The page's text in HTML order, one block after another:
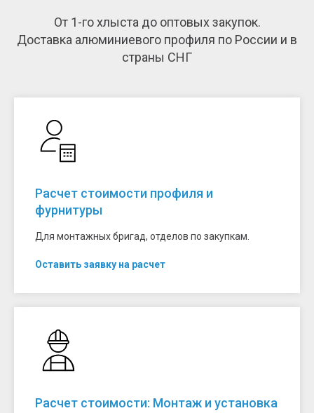
От 1-го хлыста до оптовых закупок.
Доставка алюминиевого профиля по России и в
страны СНГ
Расчет стоимости профиля и
фурнитуры
Для монтажных бригад, отделов по закупкам.
Оставить заявку на расчет
Расчет стоимости: Монтаж и установка